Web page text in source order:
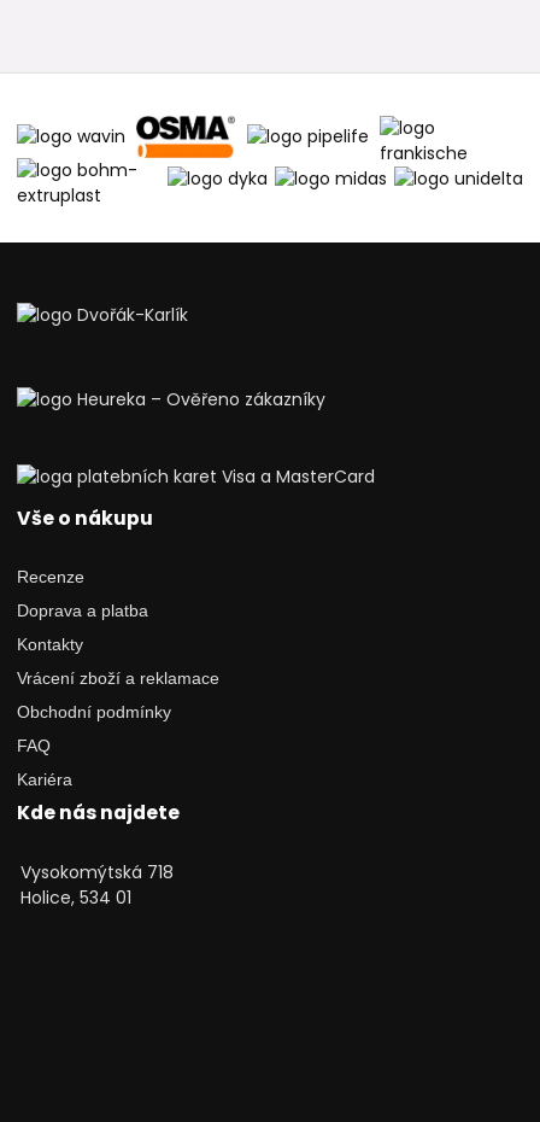
Vše o nákupu
Recenze
Doprava a platba
Kontakty
Vrácení zboží a reklamace
Obchodní podmínky
FAQ
Kariéra
Kde nás najdete
Vysokomýtská 718
Holice, 534 01